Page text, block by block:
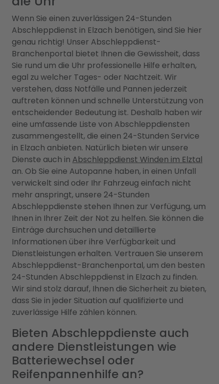
Wenn Sie einen zuverlässigen 24-Stunden
Abschleppdienst in Elzach benötigen, sind Sie hier
genau richtig! Unser Abschleppdienst-
Branchenportal bietet Ihnen die Gewissheit, dass
Sie rund um die Uhr professionelle Hilfe erhalten,
egal zu welcher Tages- oder Nachtzeit. Wir
verstehen, dass Notfälle und Pannen jederzeit
auftreten können und schnelle Unterstützung von
entscheidender Bedeutung ist. Deshalb haben wir
eine umfassende Liste von Abschleppdiensten
zusammengestellt, die einen 24-Stunden Service
in Elzach anbieten. Natürlich bieten wir unsere
Dienste auch in Abschleppdienst Winden im Elztal
an. Ob Sie eine Autopanne haben, in einen Unfall
verwickelt sind oder Ihr Fahrzeug einfach nicht
mehr anspringt, unsere 24-Stunden
Abschleppdienste stehen Ihnen zur Verfügung, um
Ihnen in Ihrer Zeit der Not zu helfen. Sie können die
Einträge durchsuchen und detaillierte
Informationen über ihre Verfügbarkeit und
Dienstleistungen erhalten. Vertrauen Sie unserem
Abschleppdienst-Branchenportal, um den besten
24-Stunden Abschleppdienst in Elzach zu finden.
Wir sind stolz darauf, Ihnen die Sicherheit zu bieten,
dass Sie in jeder Situation auf qualifizierte und
zuverlässige Hilfe zählen können.
Bieten Abschleppdienste auch
andere Dienstleistungen wie
Batteriewechsel oder
Reifenpannenhilfe an?